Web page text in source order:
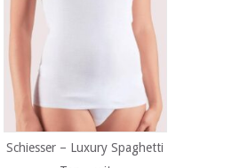
Schiesser – Luxury Spaghetti